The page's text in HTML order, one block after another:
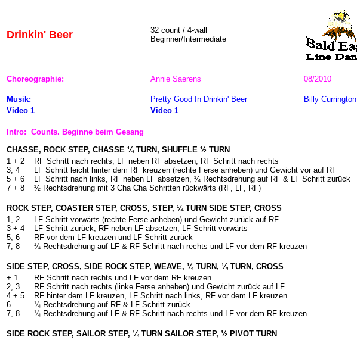
Drinkin' Beer
32 count / 4-wall
Beginner/Intermediate
Choreographie: Annie Saerens 08/2010
Musik: Pretty Good In Drinkin' Beer
Billy Currington
Video 1
Video 1
Intro: Counts. Beginne beim Gesang
CHASSE, ROCK STEP, CHASSE ¼ TURN, SHUFFLE ½ TURN
1 + 2
3, 4
5 + 6
7 + 8
RF Schritt nach rechts, LF neben RF absetzen, RF Schritt nach rechts
LF Schritt leicht hinter dem RF kreuzen (rechte Ferse anheben) und Gewicht vor auf RF
LF Schritt nach links, RF neben LF absetzen, ¼ Rechtsdrehung auf RF & LF Schritt zurück
½ Rechtsdrehung mit 3 Cha Cha Schritten rückwärts (RF, LF, RF)
ROCK STEP, COASTER STEP, CROSS, STEP, ¼ TURN SIDE STEP, CROSS
1, 2
3 + 4
5, 6
7, 8
LF Schritt vorwärts (rechte Ferse anheben) und Gewicht zurück auf RF
LF Schritt zurück, RF neben LF absetzen, LF Schritt vorwärts
RF vor dem LF kreuzen und LF Schritt zurück
¼ Rechtsdrehung auf LF & RF Schritt nach rechts und LF vor dem RF kreuzen
SIDE STEP, CROSS, SIDE ROCK STEP, WEAVE, ¼ TURN, ¼ TURN, CROSS
+ 1
2, 3
4 + 5
6
7, 8
RF Schritt nach rechts und LF vor dem RF kreuzen
RF Schritt nach rechts (linke Ferse anheben) und Gewicht zurück auf LF
RF hinter dem LF kreuzen, LF Schritt nach links, RF vor dem LF kreuzen
¼ Rechtsdrehung auf RF & LF Schritt zurück
¼ Rechtsdrehung auf LF & RF Schritt nach rechts und LF vor dem RF kreuzen
SIDE ROCK STEP, SAILOR STEP, ¼ TURN SAILOR STEP, ½ PIVOT TURN